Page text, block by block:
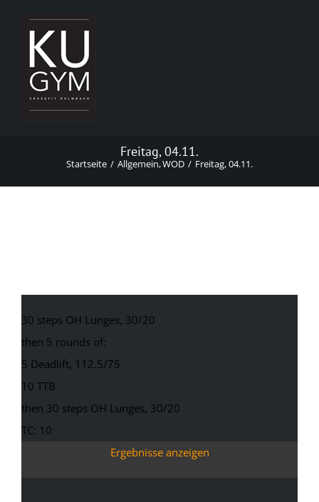
springen
Freitag, 04.11.
Startseite Allgemein WOD Freitag, 04.11.
30 steps OH Lunges, 30/20
then 5 rounds of:
5 Deadlift, 112.5/75
10 TTB
then 30 steps OH Lunges, 30/20
TC: 10
Ergebnisse anzeigen